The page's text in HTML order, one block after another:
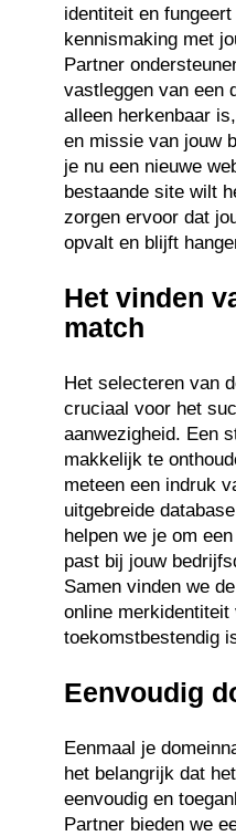
identiteit en
kennismaking met
Partner
vastleggen van een
alleen herkenbaar
en missie van jouw
je nu een nieuwe
bestaande site wilt
zorgen ervoor dat
opvalt en blijft
Het vinden
match
Het selecteren van
cruciaal voor het
aanwezigheid. Een
makkelijk te
meteen een indruk
uitgebreide
helpen we je om
past bij jouw
Samen vinden we
online
toekomstbestendig
Eenvoudig
Eenmaal je
het belangrijk dat
eenvoudig en
Partner bieden we